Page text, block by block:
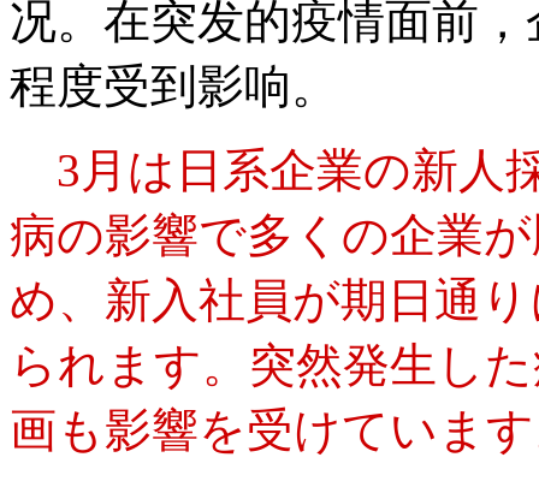
况。在突发的疫情面前
程度受到影响。
3月は日系企業の新人
病の影響で多くの企業
め、新入社員が期日通
られます。突然発生し
画も影響を受けていま